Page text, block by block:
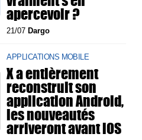
apercevoir ?
21/07 Dargo
APPLICATIONS MOBILE
X a entièrement
reconstruit son
application Android,
les nouveautés
arriveront avant iOS